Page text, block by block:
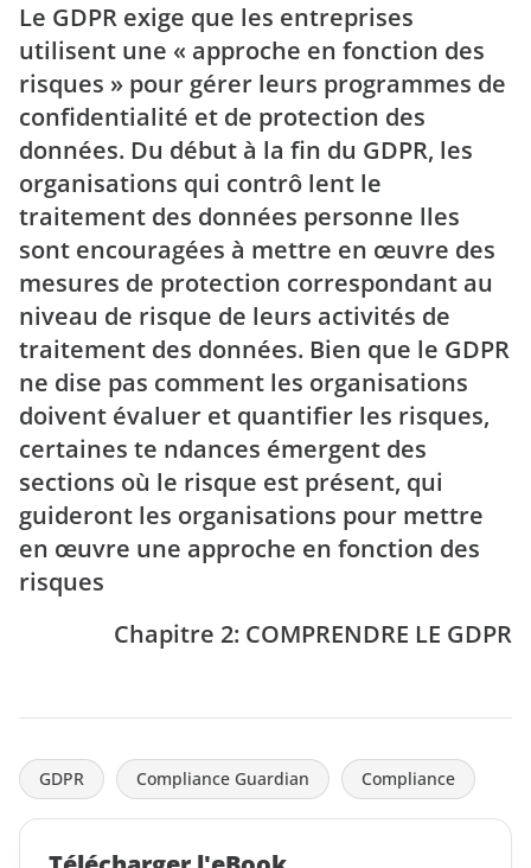
Le GDPR exige que les entreprises
utilisent une « approche en fonction des
risques » pour gérer leurs programmes de
confidentialité et de protection des
données. Du début à la fin du GDPR, les
organisations qui contrô lent le
traitement des données personne lles
sont encouragées à mettre en œuvre des
mesures de protection correspondant au
niveau de risque de leurs activités de
traitement des données. Bien que le GDPR
ne dise pas comment les organisations
doivent évaluer et quantifier les risques,
certaines te ndances émergent des
sections où le risque est présent, qui
guideront les organisations pour mettre
en œuvre une approche en fonction des
risques
Chapitre 2: COMPRENDRE LE GDPR
GDPR Compliance Guardian Compliance